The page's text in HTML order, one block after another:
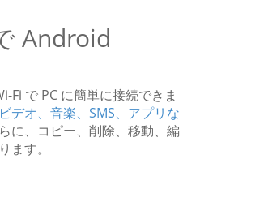
Android
Fi で PC に簡単に接続できま
デオ、音楽、SMS、アプリな
に、コピー、削除、移動、編
す。